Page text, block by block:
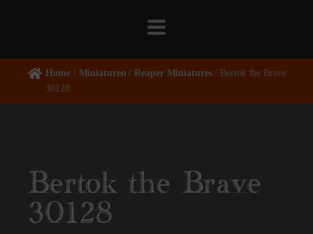
Home/ Miniaturen /Reaper Miniatures/ Bertok the Brave
30128
Bertok the Brave
30128